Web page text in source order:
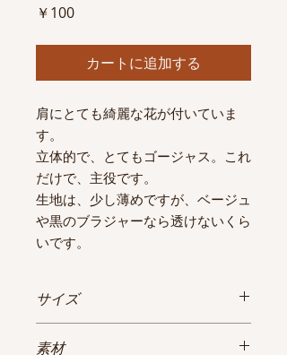
￥100価
カートに追加する
肩にとても綺麗な花が付いていま
す。
立体的で、とてもゴージャス。これ
だけで、主役です。
生地は、少し薄めですが、ベージュ
や黒のブラジャーなら透けないくら
いです。
サイズ
肩幅：36cm
素材